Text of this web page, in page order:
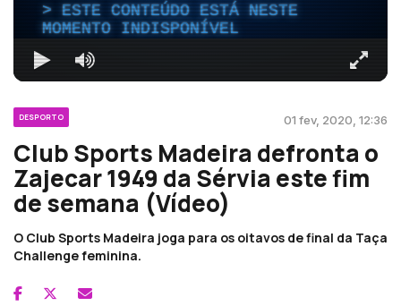
ESTE CONTEÚDO ESTÁ NESTE
MOMENTO INDISPONÍVEL
DESPORTO 01 fev, 2020, 12:36
Club Sports Madeira defronta o
Zajecar 1949 da Sérvia este fim
de semana (Vídeo)
O Club Sports Madeira joga para os oitavos de final da Taça
Challenge feminina.